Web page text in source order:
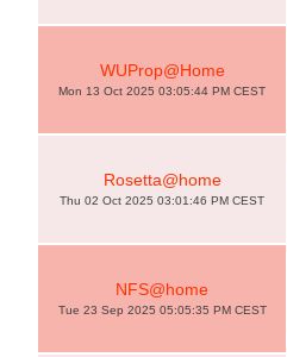
WUProp@Home
Mon 13 Oct 2025 03:05:44 PM CEST
Rosetta@home
Thu 02 Oct 2025 03:01:46 PM CEST
NFS@home
Tue 23 Sep 2025 05:05:35 PM CEST